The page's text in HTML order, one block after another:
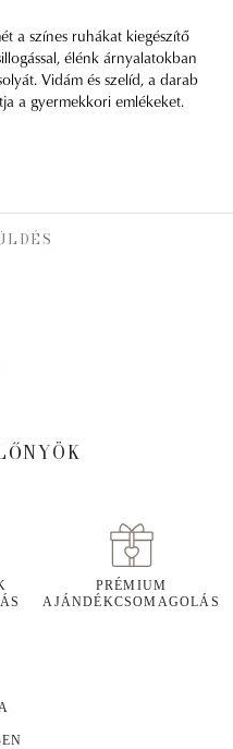
a színes ruhákat kiegészítő
élénk árnyalatokban
Vidám és szelíd, a darab
a gyermekkori emlékeket.
PRÉMIUM
AJÁNDÉKCSOMAGOLÁS